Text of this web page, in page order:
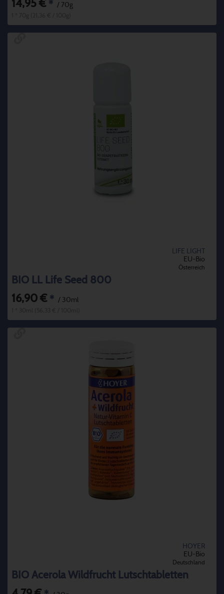
14,95 € * / 70g
LIFE LIGHT
EU-Bio
Österreich
BIO LL Life Seed 800
16,90 € * / 30ml
HOYER
EU-Bio
Deutschland
BIO Acerola Wildfrucht Lutschtabletten